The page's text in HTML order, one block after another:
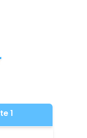
1